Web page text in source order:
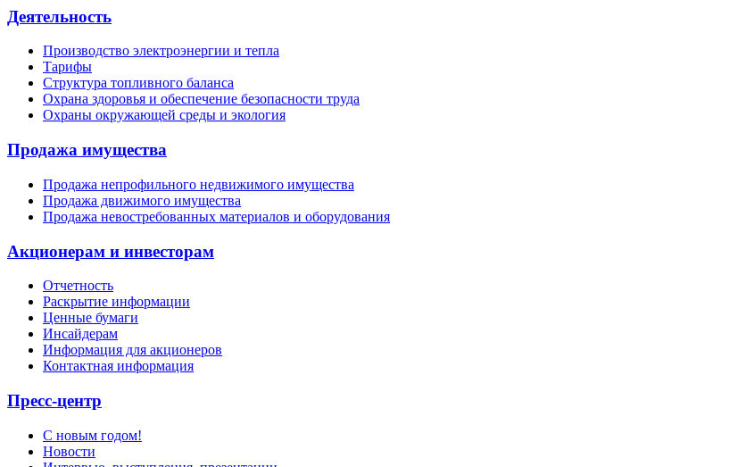
Деятельность
Производство электроэнергии и тепла
Тарифы
Структура топливного баланса
Охрана здоровья и обеспечение безопасности труда
Охраны окружающей среды и экология
Продажа имущества
Продажа непрофильного недвижимого имущества
Продажа движимого имущества
Продажа невостребованных материалов и оборудования
Акционерам и инвесторам
Отчетность
Раскрытие информации
Ценные бумаги
Инсайдерам
Информация для акционеров
Контактная информация
Пресс-центр
С новым годом!
Новости